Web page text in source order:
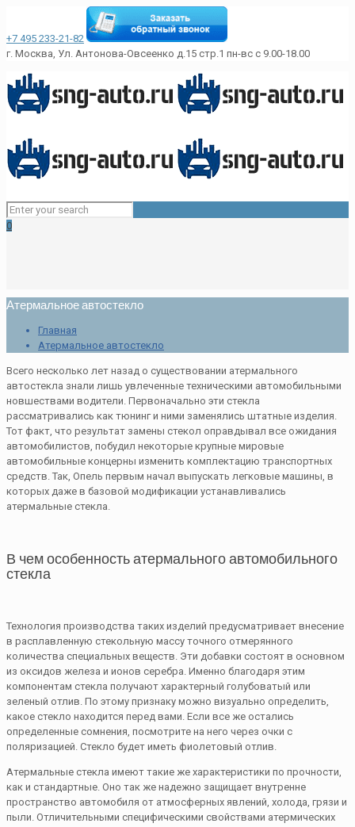
+7 495 233-21-82
г. Москва, Ул. Антонова-Овсеенко д.15 стр.1 пн-вс с 9.00-18.00
0
Атермальное автостекло
Главная
Атермальное автостекло
Всего несколько лет назад о существовании атермального
автостекла знали лишь увлеченные техническими автомобильными
новшествами водители. Первоначально эти стекла
рассматривались как тюнинги ними заменялись штатные изделия.
Тот факт, что результат замены стекол оправдывал все ожидания
автомобилистов, побудил некоторые крупные мировые
автомобильные концерны изменить комплектацию транспортных
средств. Так, Опель первым начал выпускать легковые машины, в
которых даже в базовой модификации устанавливались
атермальные стекла.
В чем особенность атермального автомобильного
стекла
Технология производства таких изделий предусматривает внесение
в расплавленную стекольную массу точного отмерянного
количества специальных веществ. Эти добавки состоят в основном
из оксидов железа и ионов серебра. Именно благодаря этим
компонентам стекла получают характерный голубоватый или
зеленый отлив. По этому признаку можно визуально определить,
какое стекло находится перед вами. Если все же остались
определенные сомнения, посмотрите на него через очки с
поляризацией. Стекло будет иметь фиолетовый отлив.
Атермальные стекла имеют такие же характеристики по прочности,
как и стандартные. Оно так же надежно защищает внутренне
пространство автомобиля от атмосферных явлений, холода, грязи и
пыли. Отличительными специфическими свойствами атермических